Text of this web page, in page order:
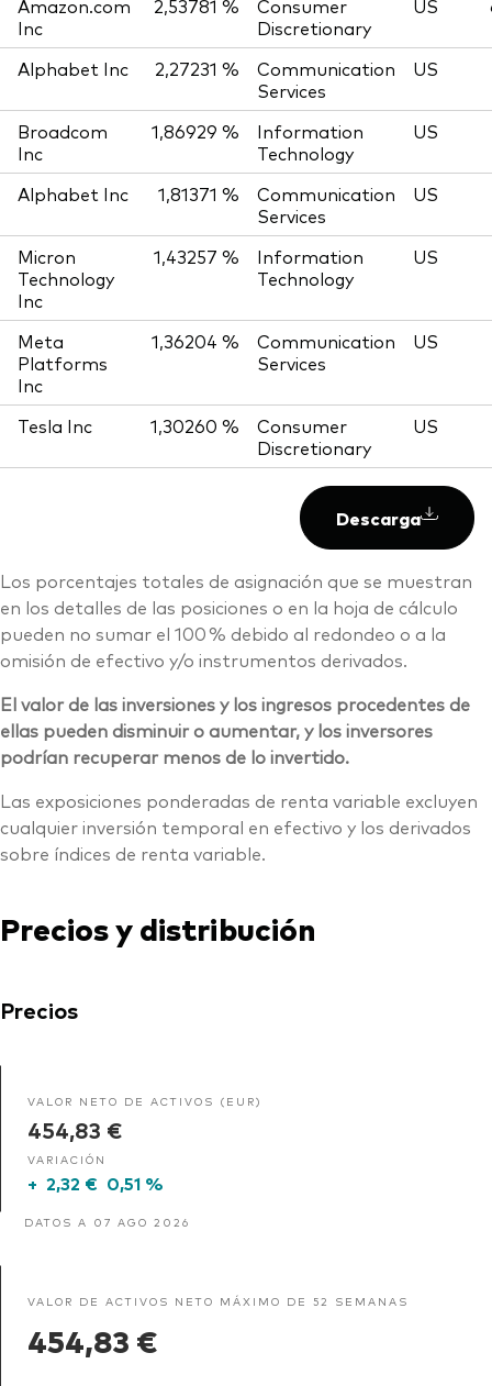
Amazon.com
Inc
2,53781 %
Consumer
Discretionary
US
Alphabet Inc 2,27231 %
Communication
Services
US
Broadcom
Inc
1,86929 %
Information
Technology
US
Alphabet Inc 1,81371 %
Communication
Services
US
Micron
Technology
Inc
1,43257 %
Information
Technology
US
Meta
Platforms
Inc
1,36204 %
Communication
Services
US
Tesla Inc 1,30260 %
Consumer
Discretionary
US
Descarga
Los porcentajes totales de asignación que se muestran
en los detalles de las posiciones o en la hoja de cálculo
pueden no sumar el 100 % debido al redondeo o a la
omisión de efectivo y/o instrumentos derivados.
El valor de las inversiones y los ingresos procedentes de
ellas pueden disminuir o aumentar, y los inversores
podrían recuperar menos de lo invertido.
Las exposiciones ponderadas de renta variable excluyen
cualquier inversión temporal en efectivo y los derivados
sobre índices de renta variable.
Precios y distribución
Precios
VALOR NETO DE ACTIVOS (EUR)
454,83 €
VARIACIÓN
+ 2,32 € 0,51 %
DATOS A 07 AGO 2026
VALOR DE ACTIVOS NETO MÁXIMO DE 52 SEMANAS
454,83 €